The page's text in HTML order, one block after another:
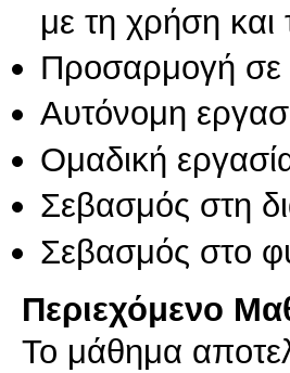
με τη χρήση
Προσαρμογή σε
Αυτόνομη
Ομαδική
Σεβασμός στη
Σεβασμός στο
Περιεχόμενο
Το μάθημα